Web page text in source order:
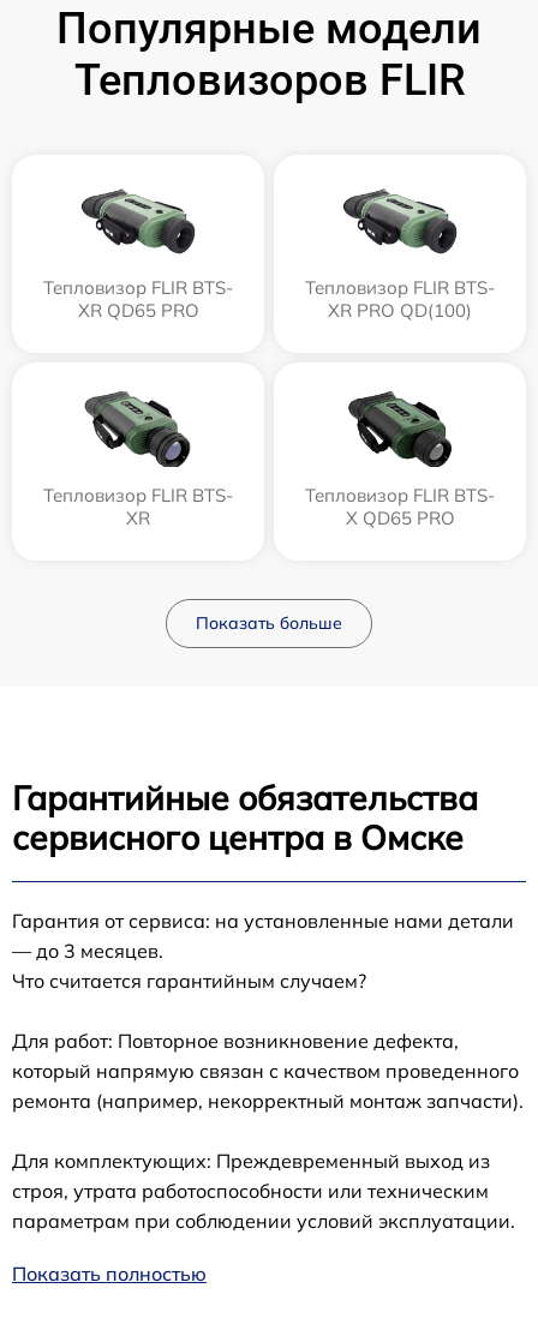
Популярные модели
Тепловизоров FLIR
Тепловизор FLIR BTS-
XR QD65 PRO
Тепловизор FLIR BTS-
XR PRO QD(100)
Тепловизор FLIR BTS-
XR
Тепловизор FLIR BTS-
X QD65 PRO
Показать больше
Гарантийные обязательства
сервисного центра в Омске
Гарантия от сервиса: на установленные нами детали
— до 3 месяцев.
Что считается гарантийным случаем?
Для работ: Повторное возникновение дефекта,
который напрямую связан с качеством проведенного
ремонта (например, некорректный монтаж запчасти).
Для комплектующих: Преждевременный выход из
строя, утрата работоспособности или техническим
параметрам при соблюдении условий эксплуатации.
Показать полностью